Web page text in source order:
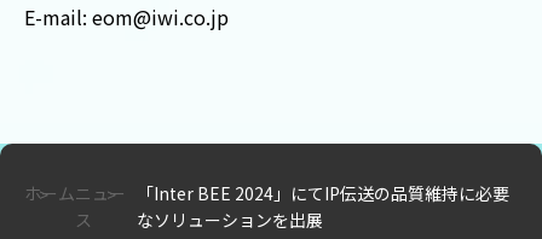
E-mail: eom@iwi.co.jp
ホームニュー
ス
「Inter BEE 2024」にてIP伝送の品質維持に必要
なソリューションを出展